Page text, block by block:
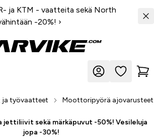
ja KTM - vaatteita sekä North
-20%! ›
ja työvaatteet Moottoripyörä ajovarusteet
sekä märkäpuvut -50%! Vesileluja
jopa -30%!